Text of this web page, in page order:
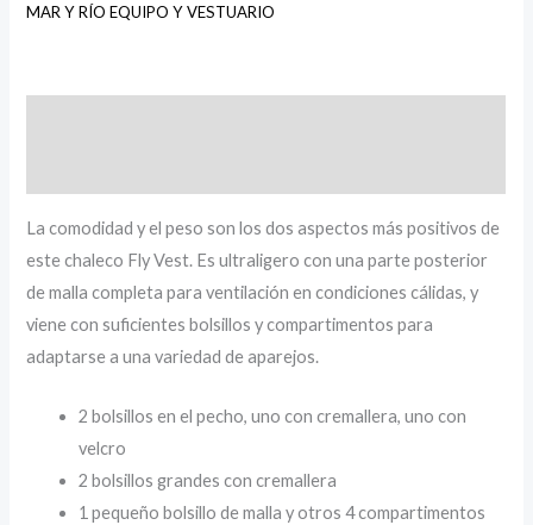
MAR Y RÍO EQUIPO Y VESTUARIO
La comodidad y el peso son los dos aspectos más positivos de
este chaleco Fly Vest. Es ultraligero con una parte posterior
de malla completa para ventilación en condiciones cálidas, y
viene con suficientes bolsillos y compartimentos para
adaptarse a una variedad de aparejos.
2 bolsillos en el pecho, uno con cremallera, uno con
velcro
2 bolsillos grandes con cremallera
1 pequeño bolsillo de malla y otros 4 compartimentos